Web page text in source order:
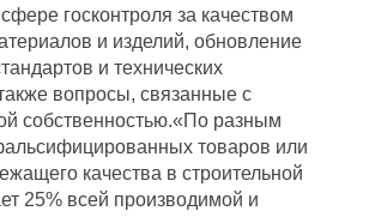
госконтроля за качеством
и изделий, обновление
и технических
вопросы, связанные с
собственностью.«По разным
товаров или
качества в строительной
25% всей производимой и